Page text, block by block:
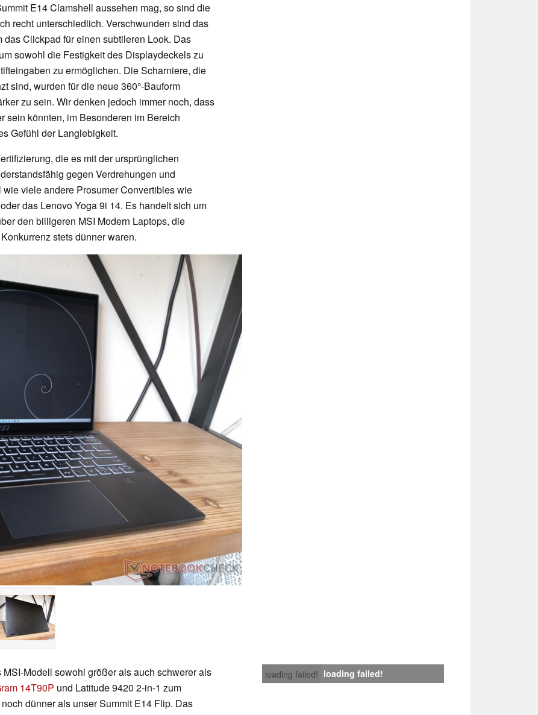
E14 Clamshell aussehen mag, so sind die
recht unterschiedlich. Verschwunden sind das
Clickpad für einen subtileren Look. Das
sowohl die Festigkeit des Displaydeckels zu
zu ermöglichen. Die Scharniere, die
sind, wurden für die neue 360°-Bauform
zu sein. Wir denken jedoch immer noch, dass
sein könnten, im Besonderen im Bereich
Gefühl der Langlebigkeit.
die es mit der ursprünglichen
gegen Verdrehungen und
viele andere Prosumer Convertibles wie
das Lenovo Yoga 9i 14. Es handelt sich um
den billigeren MSI Modern Laptops, die
stets dünner waren.
loading failed! loading failed!
Modell sowohl größer als auch schwerer als
14T90P und Latitude 9420 2-in-1 zum
dünner als unser Summit E14 Flip. Das